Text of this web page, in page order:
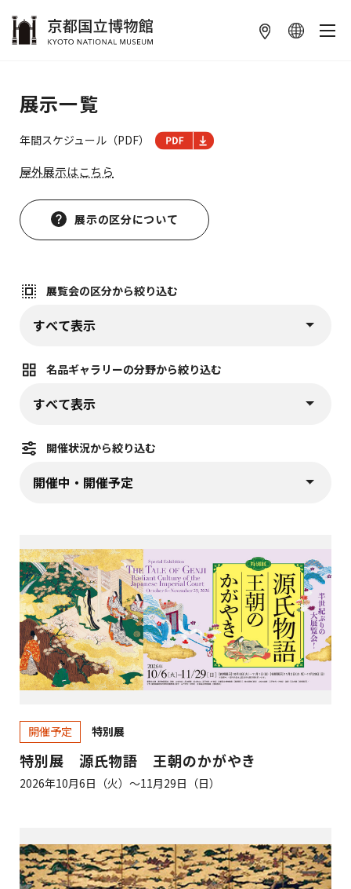
展示一覧
年間スケジュール（PDF）
屋外展示はこちら
展示の区分について
展覧会の区分から絞り込む
プルダウンから選択すると、すぐに該当情報が表示されます
名品ギャラリーの分野から絞り込む
プルダウンから選択すると、すぐに該当情報が表示されます
開催状況から絞り込む
プルダウンから選択すると、すぐに該当情報が表示されます
開催予定 特別展
特別展 源氏物語 王朝のかがやき
2026年10月6日（火）～11月29日（日）